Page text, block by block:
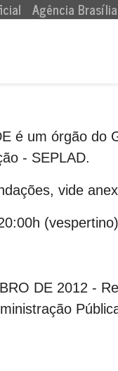
Agência Brasília
é um órgão do
- SEPLAD.
vide
(vespertino)
DE 2012 -